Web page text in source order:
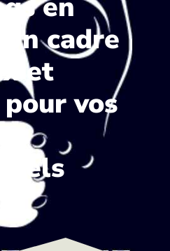
cadre
et
vos